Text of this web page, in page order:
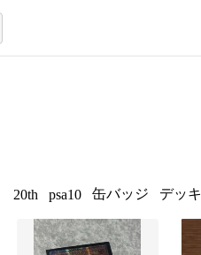
20th psa10 缶バッジ デッキ